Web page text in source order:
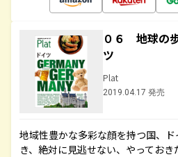
０６ 地球の
ツ
Plat
2019.04.17 発売
地域性豊かな多彩な顔を持つ国、
き、絶対に見逃せない、やっておき